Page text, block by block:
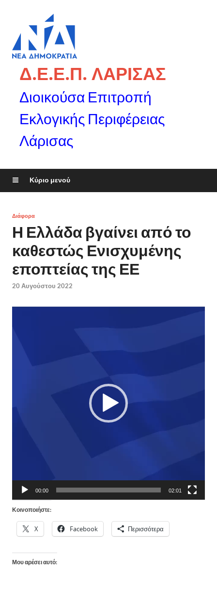
Δ.Ε.Ε.Π. ΛΑΡΙΣΑΣ
Διοικούσα Επιτροπή
Εκλογικής Περιφέρειας
Λάρισας
Κύριο μενού
Διάφορα
Η Ελλάδα βγαίνει από το
καθεστώς Ενισχυμένης
εποπτείας της ΕΕ
20 Αυγούστου 2022
00:00 02:01
Κοινοποιήστε:
X Facebook Περισσότερα
Μου αρέσει αυτό: